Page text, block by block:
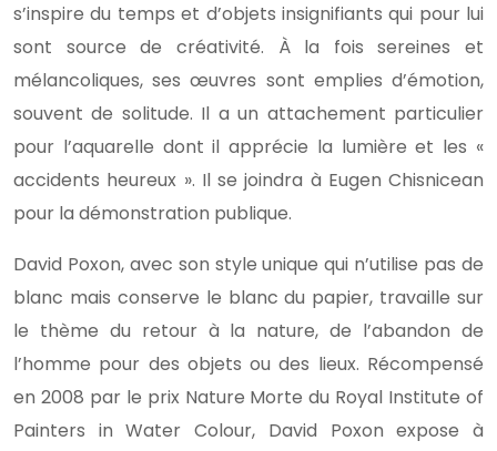
s’inspire du temps et d’objets insignifiants qui pour lui
sont source de créativité. À la fois sereines et
mélancoliques, ses œuvres sont emplies d’émotion,
souvent de solitude. Il a un attachement particulier
pour l’aquarelle dont il apprécie la lumière et les «
accidents heureux ». Il se joindra à Eugen Chisnicean
pour la démonstration publique.
David Poxon, avec son style unique qui n’utilise pas de
blanc mais conserve le blanc du papier, travaille sur
le thème du retour à la nature, de l’abandon de
l’homme pour des objets ou des lieux. Récompensé
en 2008 par le prix Nature Morte du Royal Institute of
Painters in Water Colour, David Poxon expose à